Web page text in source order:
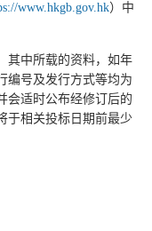
www.hkgb.gov.hk）中
其中所载的资料，如年
编号及发行方式等均为
会适时公布经修订后的
于相关投标日期前最少